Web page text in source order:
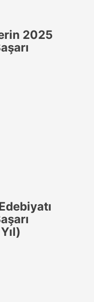
2025